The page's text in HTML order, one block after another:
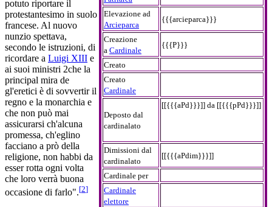
Elevazione ad
Arcieparca
{{{arcieparca}}}
Creazione
a Cardinale
{{{P}}}
Creato
Creato
Cardinale
Deposto dal
cardinalato
[[{{{aPd}}}]] da [[{{{pPd}}}]]
Dimissioni dal
cardinalato
[[{{{aPdim}}}]]
Cardinale per
Cardinale
elettore
potuto riportare il
protestantesimo in suolo
francese. Al nuovo
nunzio spettava,
secondo le istruzioni, di
ricordare a Luigi XIII e
ai suoi ministri 2che la
principal mira de
gl'eretici è di sovvertir il
regno e la monarchia e
che non può mai
assicurarsi ch'alcuna
promessa, ch'eglino
facciano a prò della
religione, non habbi da
esser rotta ogni volta
che loro verrà buona
occasione di farlo".[2]